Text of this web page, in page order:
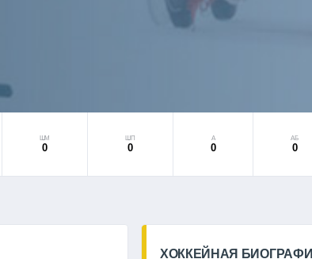
ШМ
0
ШП
0
А
0
АБ
0
ХОККЕЙНАЯ